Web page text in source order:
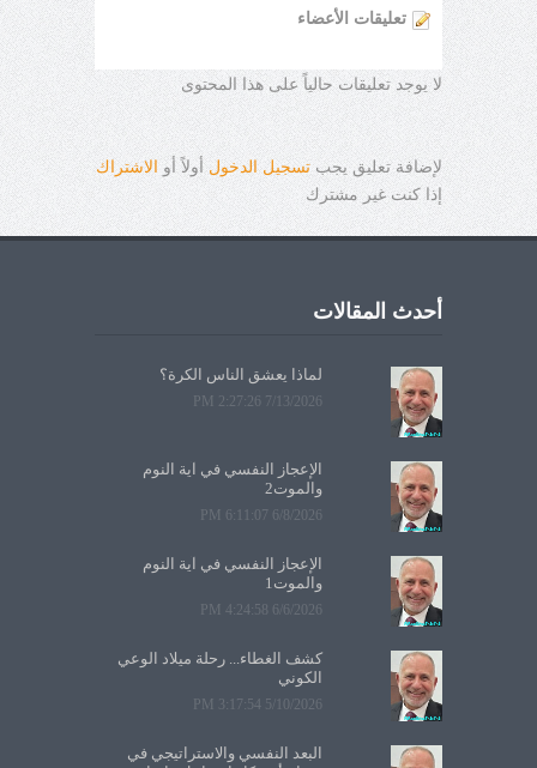
تعليقات الأعضاء
لا يوجد تعليقات حالياً على هذا المحتوى
لإضافة تعليق يجبتسجيل الدخول أولاً أو
الاشتراك
إذا كنت غير مشترك
أحدث المقالات
لماذا يعشق الناس الكرة؟
7/13/2026 2:27:26 PM
الإعجاز النفسي في آية النوم
والموت2
6/8/2026 6:11:07 PM
الإعجاز النفسي في آية النوم
والموت1
6/6/2026 4:24:58 PM
كشف الغطاء... رحلة ميلاد الوعي
الكوني
5/10/2026 3:17:54 PM
البعد النفسي والاستراتيجي في